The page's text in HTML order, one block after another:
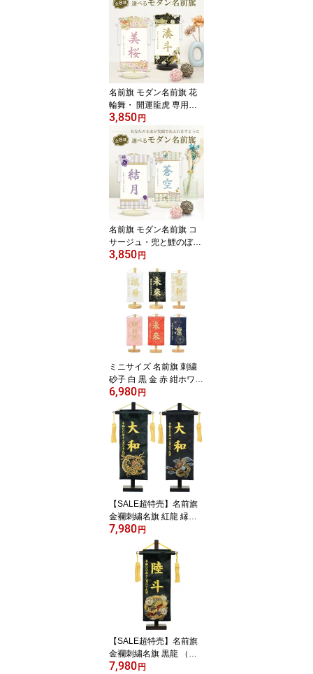
鯉飾りガーランド 室内用
こいのぼり つるし飾り
吊るし 屋内 天上 壁掛け
吊り下げ 五月人形 男の
子 端午の節句
名前旗 モダン名前旗 花
輪舞・ 開運龍虎 専用飾
りスタンド付 飾り房付
節句 掛け軸 名前 命名 掛
軸 ひな人形 雛人形 女の
子 五月人形 男の子
3,850 円
名前旗 モダン名前旗 コ
サージュ・兜と鯉のぼり
専用飾りスタンド付 飾り
房付 節句 掛け軸 名前 命
名 掛軸 ひな人形 雛人形
女の子 五月人形 男の子
3,850 円
ミニサイズ 名前旗 刺繍
砂子 白 黒 金 赤 紺ホワイ
ト ブラック ゴールド ピ
ンク レッド ネイビーコ
ンパクト 全長18cm 旗サ
イズ約13.5cm 雛人形 五
月人形 女の子 男の子
6,980 円
【SALE超特売】名前旗
金襴刺繍名旗 紅龍 縁龍
（特小）旗サイズ約23c
m 全長28.5cm 【五月人
形】【男の子】【節句】
【刺繡】
7,980 円
【SALE超特売】名前旗
金襴刺繍名旗 黒龍 （特
小）旗サイズ約23cm 全
7,980 円